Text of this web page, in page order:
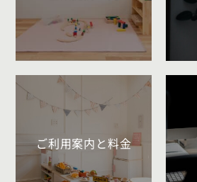
ご利用案内と料金